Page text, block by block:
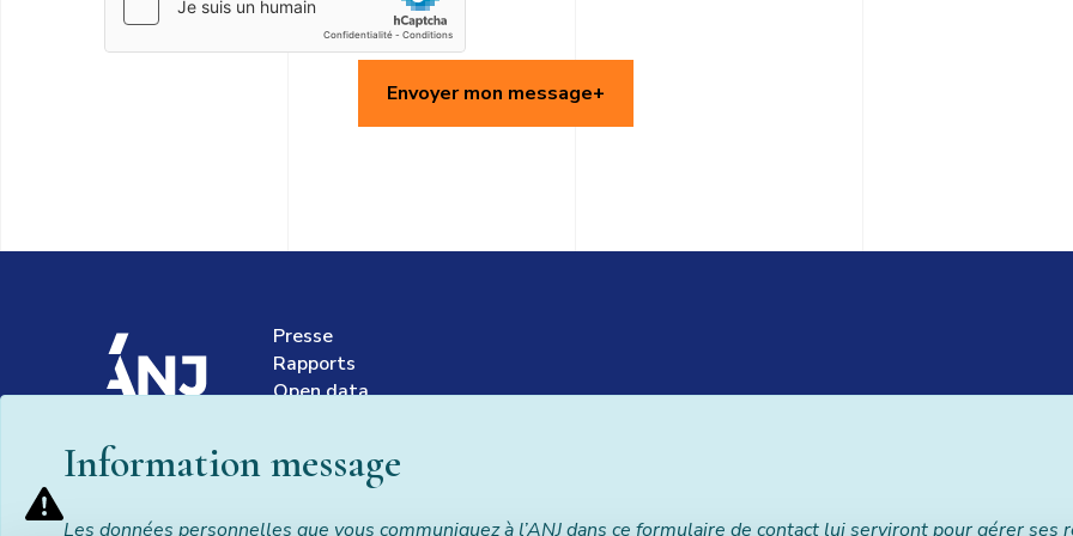
Information message
Les données personnelles que vous communiquez à l’ANJ dans ce formulaire de contact lui serviront pour gérer
Envoyer mon message
accueil
Presse
Rapports
Open data